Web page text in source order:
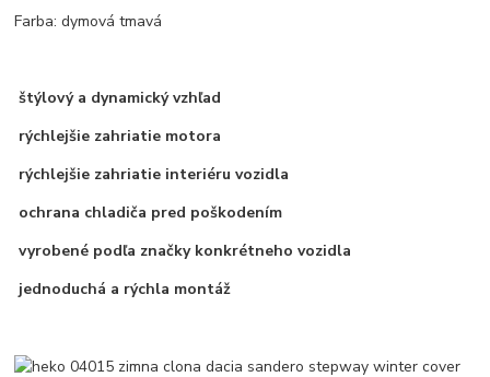
Farba: dymová tmavá
štýlový a dynamický vzhľad
rýchlejšie zahriatie motora
rýchlejšie zahriatie interiéru vozidla
ochrana chladiča pred poškodením
vyrobené podľa značky konkrétneho vozidla
jednoduchá a rýchla montáž